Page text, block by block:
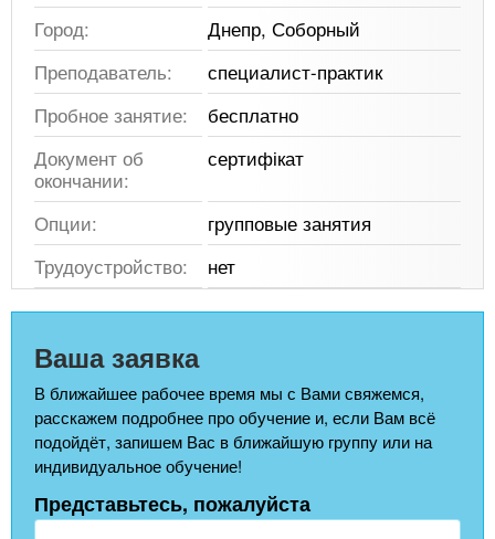
Город:
Днепр, Соборный
Преподаватель:
специалист-практик
Пробное занятие:
бесплатно
Документ об
окончании:
сертифікат
Опции:
групповые занятия
Трудоустройство:
нет
Ваша заявка
В ближайшее рабочее время мы с Вами свяжемся,
расскажем подробнее про обучение и, если Вам всё
подойдёт, запишем Вас в ближайшую группу или на
индивидуальное обучение!
Представьтесь, пожалуйста